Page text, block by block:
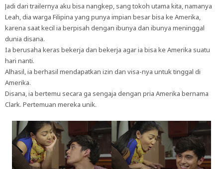
Jadi dari trailernya aku bisa nangkep, sang tokoh utama kita, namanya
Leah, dia warga Filipina yang punya impian besar bisa ke Amerika,
karena saat kecil ia berpisah dengan ibunya dan ibunya meninggal
dunia disana.
Ia berusaha keras bekerja dan bekerja agar ia bisa ke Amerika suatu
hari nanti.
Alhasil, ia berhasil mendapatkan izin dan visa-nya untuk tinggal di
Amerika.
Disana, ia bertemu secara ga sengaja dengan pria Amerika bernama
Clark. Pertemuan mereka unik.